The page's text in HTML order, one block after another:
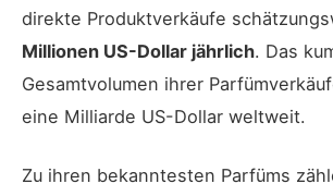
direkte Produktverkäufe
Millionen US-Dollar jährlich. Das
Gesamtvolumen ihrer
eine Milliarde US-Dollar weltweit.
Zu ihren bekanntesten Parfüms